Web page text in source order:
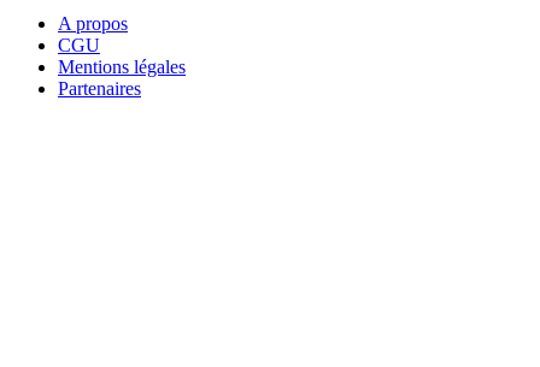
A propos
CGU
Mentions légales
Partenaires